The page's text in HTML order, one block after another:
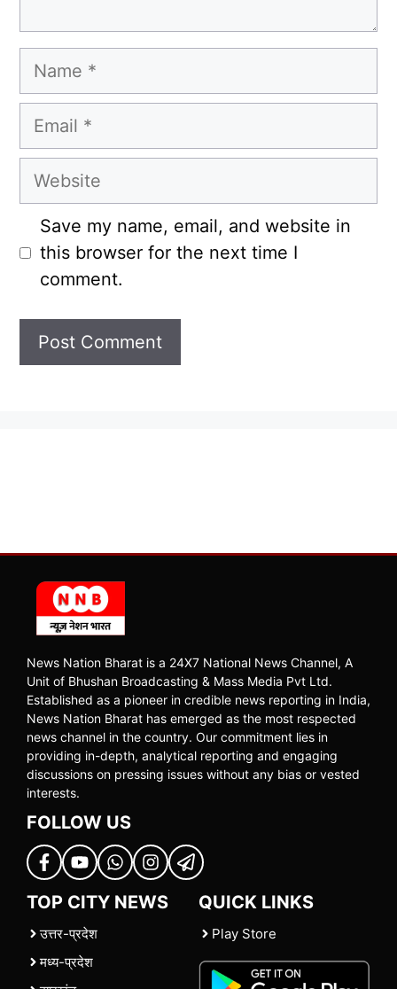
Name
Email
Website
Save my name, email, and website in
this browser for the next time I
comment.
News Nation Bharat is a 24X7 National News Channel, A
Unit of Bhushan Broadcasting & Mass Media Pvt Ltd.
Established as a pioneer in credible news reporting in India,
News Nation Bharat has emerged as the most respected
news channel in the country. Our commitment lies in
providing in-depth, analytical reporting and engaging
discussions on pressing issues without any bias or vested
interests.
FOLLOW US
TOP CITY NEWS
उत्तर-प्रदेश
मध्य-प्रदेश
QUICK LINKS
Play Store